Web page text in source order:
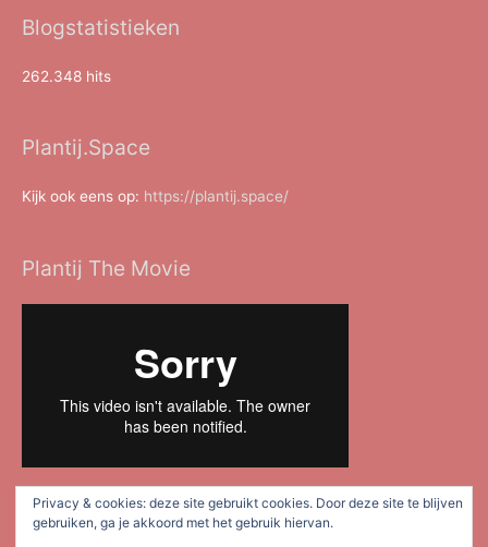
Blogstatistieken
262.348 hits
Plantij.Space
Kijk ook eens op: https://plantij.space/
Plantij The Movie
Privacy & cookies: deze site gebruikt cookies. Door deze site te blijven
gebruiken, ga je akkoord met het gebruik hiervan.